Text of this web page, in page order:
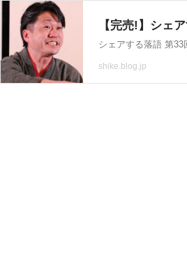
【完売!】シ
シェアする落語 第
shike.blog.jp